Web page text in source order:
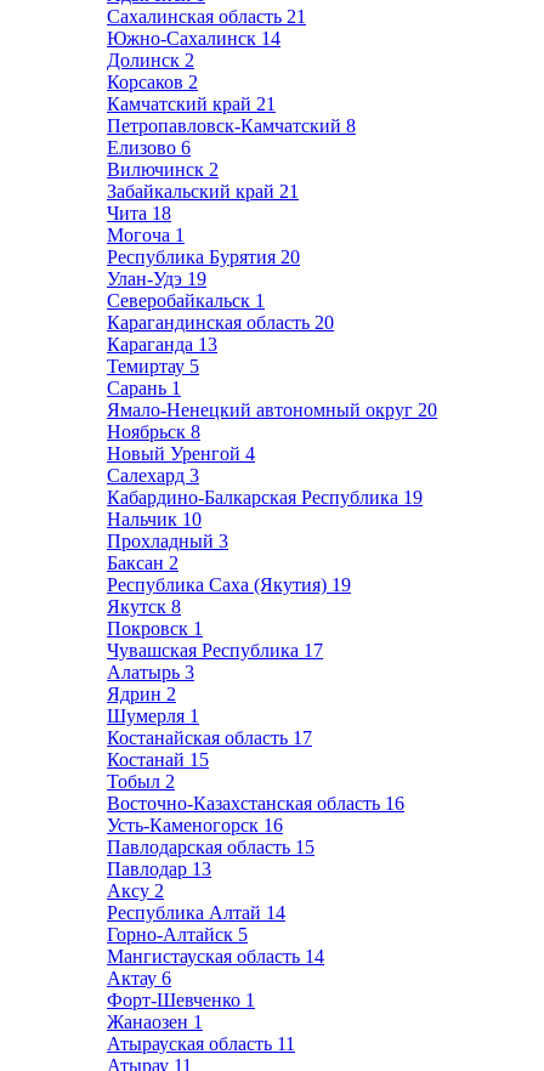
Сахалинская область 21
Южно-Сахалинск 14
Долинск 2
Корсаков 2
Камчатский край 21
Петропавловск-Камчатский 8
Елизово 6
Вилючинск 2
Забайкальский край 21
Чита 18
Могоча 1
Республика Бурятия 20
Улан-Удэ 19
Северобайкальск 1
Карагандинская область 20
Караганда 13
Темиртау 5
Сарань 1
Ямало-Ненецкий автономный округ 20
Ноябрьск 8
Новый Уренгой 4
Салехард 3
Кабардино-Балкарская Республика 19
Нальчик 10
Прохладный 3
Баксан 2
Республика Саха (Якутия) 19
Якутск 8
Покровск 1
Чувашская Республика 17
Алатырь 3
Ядрин 2
Шумерля 1
Костанайская область 17
Костанай 15
Тобыл 2
Восточно-Казахстанская область 16
Усть-Каменогорск 16
Павлодарская область 15
Павлодар 13
Аксу 2
Республика Алтай 14
Горно-Алтайск 5
Мангистауская область 14
Актау 6
Форт-Шевченко 1
Жанаозен 1
Атырауская область 11
Атырау 11